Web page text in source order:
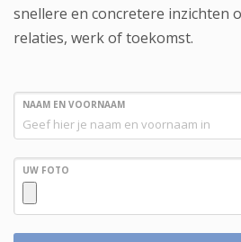
snellere en concretere inzichten
relaties, werk of toekomst.
NAAM EN VOORNAAM
UW FOTO